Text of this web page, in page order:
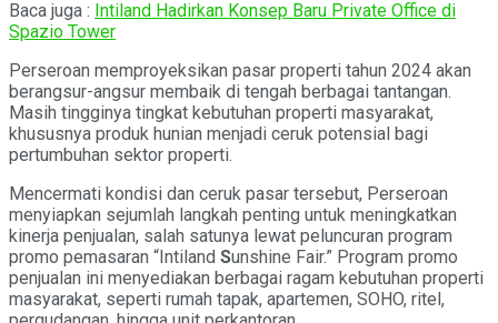
Baca juga : Intiland Hadirkan Konsep Baru Private Office di
Spazio Tower
Perseroan memproyeksikan pasar properti tahun 2024 akan
berangsur-angsur membaik di tengah berbagai tantangan.
Masih tingginya tingkat kebutuhan properti masyarakat,
khususnya produk hunian menjadi ceruk potensial bagi
pertumbuhan sektor properti.
Mencermati kondisi dan ceruk pasar tersebut, Perseroan
menyiapkan sejumlah langkah penting untuk meningkatkan
kinerja penjualan, salah satunya lewat peluncuran program
promo pemasaran “Intiland Sunshine Fair.” Program promo
penjualan ini menyediakan berbagai ragam kebutuhan properti
masyarakat, seperti rumah tapak, apartemen, SOHO, ritel,